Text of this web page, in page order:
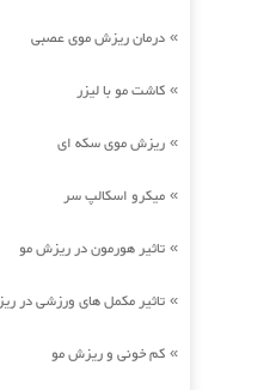
» درمان ریزش موی عصبی
» کاشت مو با لیزر
» ریزش موی سکه ای
» میکرو اسکالپ سر
» تاثیر هورمون در ریزش مو
» تاثیر مکمل های ورزشی در
» کم خونی و ریزش مو